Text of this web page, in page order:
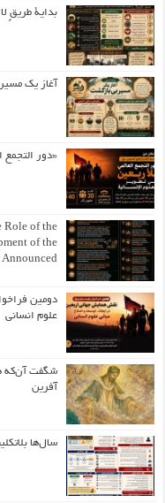
بداية طريقٍ
آغاز یک
«دور التجمع
Role of the
of the
Announced
دومین
علوم انسانی
شگفت آن‌که
آفرین
سال‌ها